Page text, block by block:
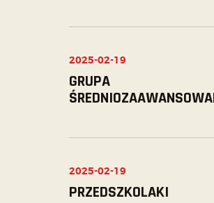
2025-02-19
GRUPA
2025-02-19
PRZEDSZKOLAKI